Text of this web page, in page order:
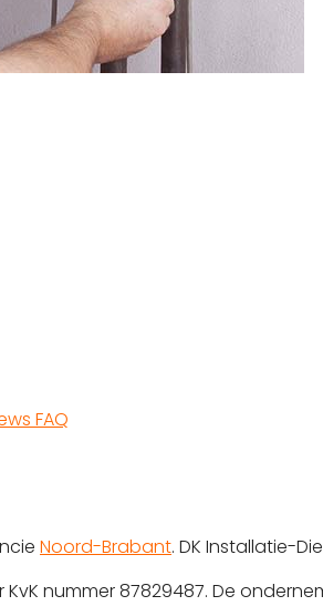
FAQ
Noord-Brabant. DK Installatie-
nummer 87829487. De